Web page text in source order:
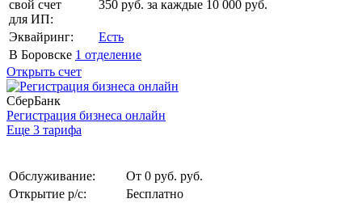
свой счет
для ИП:
350 руб. за каждые 10 000 руб.
Эквайринг:
Есть
В Боровске 1 отделение
Открыть счет
СберБанк
Регистрация бизнеса онлайн
Еще 3 тарифа
Обслуживание:
От 0 руб. руб.
Открытие р/с:
Бесплатно